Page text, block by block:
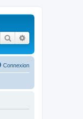
Rechercher
Connexion